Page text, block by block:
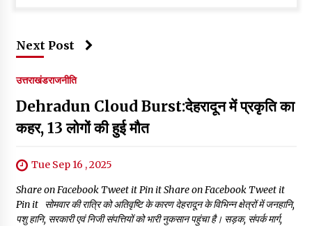
Next Post
उत्तराखंडराजनीति
Dehradun Cloud Burst:देहरादून में प्रकृति का
कहर, 13 लोगों की हुई मौत
Tue Sep 16 , 2025
Share on Facebook Tweet it Pin it Share on Facebook Tweet it
Pin it सोमवार की रात्रि को अतिवृष्टि के कारण देहरादून के विभिन्न क्षेत्रों में जनहानि,
पशु हानि, सरकारी एवं निजी संपत्तियों को भारी नुकसान पहुंचा है। सड़क, संपर्क मार्ग,